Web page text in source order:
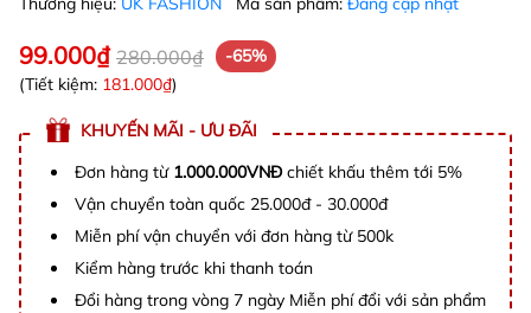
99.000₫ 280.000₫
-65%
(Tiết kiệm: 181.000₫)
KHUYẾN MÃI - ƯU ĐÃI
Đơn hàng từ 1.000.000VNĐchiết khấu thêm tới 5%
Vận chuyển toàn quốc 25.000đ - 30.000đ
Miễn phí vận chuyển với đơn hàng từ 500k
Kiểm hàng trước khi thanh toán
Đổi hàng trong vòng 7 ngày Miễn phí đổi với sản phẩm